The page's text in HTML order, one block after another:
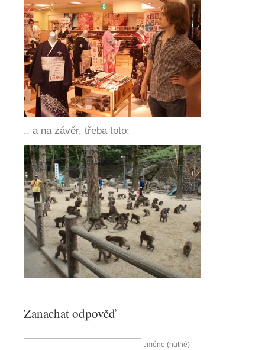
.. a na závěr, třeba toto:
Zanachat odpověď
Jméno (nutné)